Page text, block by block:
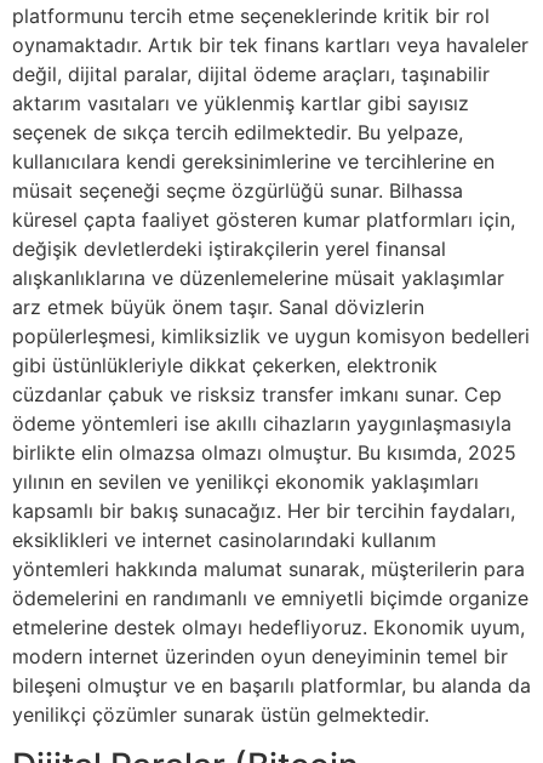
platformunu tercih etme seçeneklerinde kritik bir rol
oynamaktadır. Artık bir tek finans kartları veya havaleler
değil, dijital paralar, dijital ödeme araçları, taşınabilir
aktarım vasıtaları ve yüklenmiş kartlar gibi sayısız
seçenek de sıkça tercih edilmektedir. Bu yelpaze,
kullanıcılara kendi gereksinimlerine ve tercihlerine en
müsait seçeneği seçme özgürlüğü sunar. Bilhassa
küresel çapta faaliyet gösteren kumar platformları için,
değişik devletlerdeki iştirakçilerin yerel finansal
alışkanlıklarına ve düzenlemelerine müsait yaklaşımlar
arz etmek büyük önem taşır. Sanal dövizlerin
popülerleşmesi, kimliksizlik ve uygun komisyon bedelleri
gibi üstünlükleriyle dikkat çekerken, elektronik
cüzdanlar çabuk ve risksiz transfer imkanı sunar. Cep
ödeme yöntemleri ise akıllı cihazların yaygınlaşmasıyla
birlikte elin olmazsa olmazı olmuştur. Bu kısımda, 2025
yılının en sevilen ve yenilikçi ekonomik yaklaşımları
kapsamlı bir bakış sunacağız. Her bir tercihin faydaları,
eksiklikleri ve internet casinolarındaki kullanım
yöntemleri hakkında malumat sunarak, müşterilerin para
ödemelerini en randımanlı ve emniyetli biçimde organize
etmelerine destek olmayı hedefliyoruz. Ekonomik uyum,
modern internet üzerinden oyun deneyiminin temel bir
bileşeni olmuştur ve en başarılı platformlar, bu alanda da
yenilikçi çözümler sunarak üstün gelmektedir.